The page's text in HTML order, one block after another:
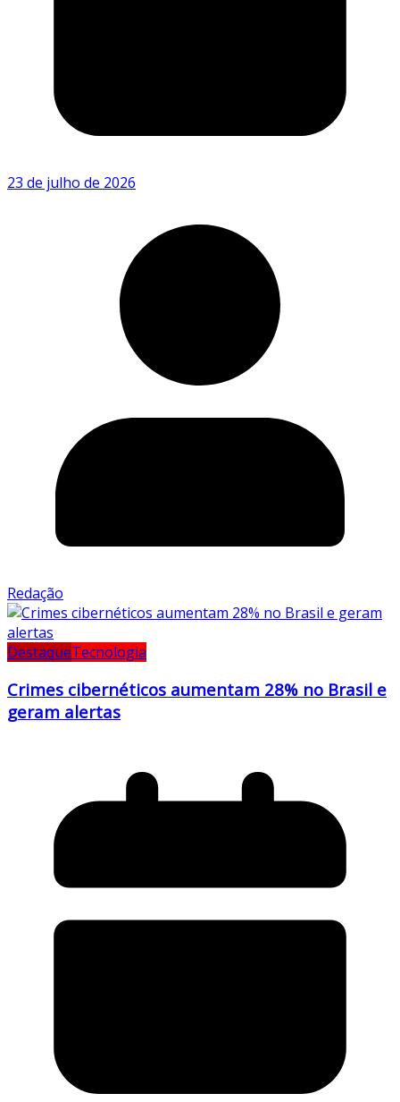
23 de julho de 2026
Redação
DestaqueTecnologia
Crimes cibernéticos aumentam 28% no Brasil e
geram alertas